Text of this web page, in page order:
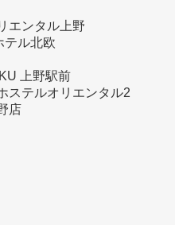
エンタル上野
テル北欧
上野駅前
ステルオリエンタル2
店